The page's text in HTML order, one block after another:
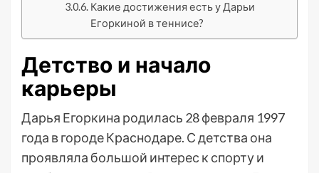
Какие достижения есть у Дарьи
Егоркиной в теннисе?
Детство и начало
карьеры
Дарья Егоркина родилась 28 февраля 1997
года в городе Краснодаре. С детства она
проявляла большой интерес к спорту и